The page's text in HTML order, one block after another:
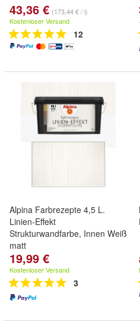
43,36 € (173,44 € / l)
Kostenloser Versand
12
Alpina Farbrezepte 4,5 L.
Linien-Effekt
Strukturwandfarbe, Innen Weiß
matt
19,99 €
Kostenloser Versand
3